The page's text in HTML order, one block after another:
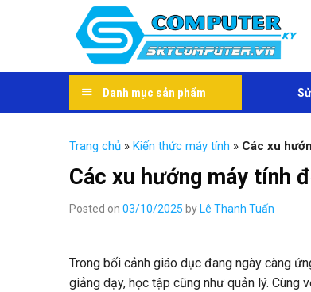
Danh mục sản phẩm
Trang chủ » Kiến thức máy tính » Các xu
Các xu hướng máy tính
Posted on 03/10/2025 byLê Thanh Tuấn
Trong bối cảnh giáo dục đang ngày càng
giảng dạy, học tập cũng như quản lý. Cùng